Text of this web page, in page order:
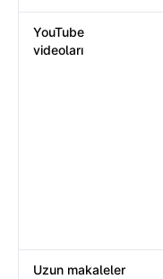
YouTube
videoları
Uzun makaleler